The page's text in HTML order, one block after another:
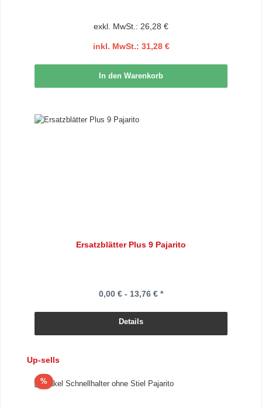
exkl. MwSt.: 26,28 €
inkl. MwSt.: 31,28 €
In den Warenkorb
Ersatzblätter Plus 9 Pajarito
0,00 € - 13,76 € *
Details
Produktgalerie überspringen
Up-sells
%Rabatt